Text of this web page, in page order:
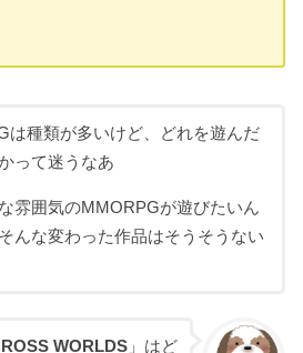
は種類が多いけど、どれを遊んだ
って迷うなあ
雰囲気のMMORPGが遊びたいん
んな変わった作品はそうそうない
WORLDS」はど